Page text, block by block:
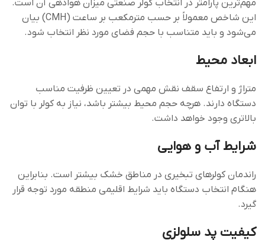
مهم‌ترین پارامتر در انتخاب کولر صنعتی میزان هوادهی آن است.
این شاخص معمولاً بر حسب مترمکعب بر ساعت (CMH) بیان
می‌شود و باید متناسب با حجم فضای مورد نظر انتخاب شود.
ابعاد محیط
متراژ و ارتفاع سقف نقش مهمی در تعیین ظرفیت مناسب
دستگاه دارند. هرچه حجم محیط بیشتر باشد، نیاز به کولر با توان
بالاتری وجود خواهد داشت.
شرایط آب‌ و هوایی
راندمان کولرهای تبخیری در مناطق خشک بیشتر است. بنابراین
هنگام انتخاب دستگاه باید شرایط اقلیمی منطقه مورد توجه قرار
گیرد.
کیفیت پد سلولزی